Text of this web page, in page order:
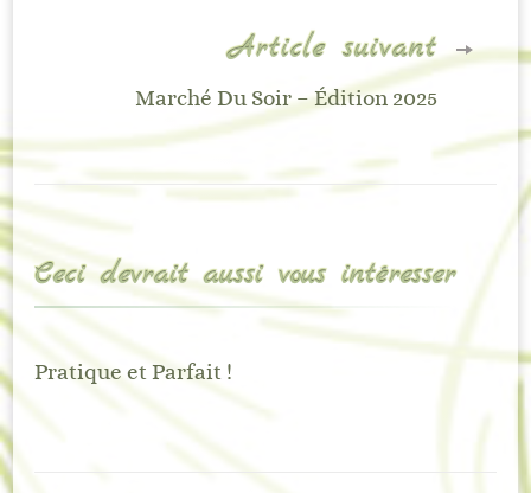
Article suivant
Marché Du Soir – Édition 2025
Ceci devrait aussi vous intéresser
Pratique et Parfait !